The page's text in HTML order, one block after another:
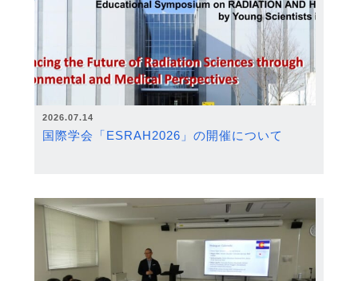
2026.07.14
国際学会「ESRAH2026」の開催について